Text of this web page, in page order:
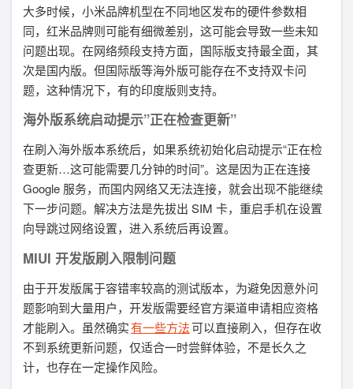
大多时候，小米品牌机型在不同地区发布的硬件参数相
同，红米品牌则可能有细微差别，这可能会导致一些未知
问题出现。在网络频段支持方面，国际版支持最全面，其
次是国内版。但国际版等海外版可能存在不支持双卡问
题，这种情况下，有的印度版则支持。
海外版系统启动提示”正在检查更新”
在刷入海外版本系统后，如果系统初始化启动提示“正在检
查更新…这可能需要几分钟的时间”。这是因为正在连接
Google 服务，而国内网络又无法连接，就会出现不能继续
下一步问题。解决方法是先拔出 SIM 卡，重启手机在设置
向导跳过网络设置，进入系统后再设置。
MIUI 开发版刷入限制问题
由于开发版属于容错率较高的测试版本，为避免因意外问
题影响到大量用户，开发版需要经官方渠道申请相应资格
才能刷入。虽然确实有一些方法可以直接刷入，但存在收
不到系统更新问题，仅适合一时尝鲜体验，不是长久之
计，也存在一定操作风险。